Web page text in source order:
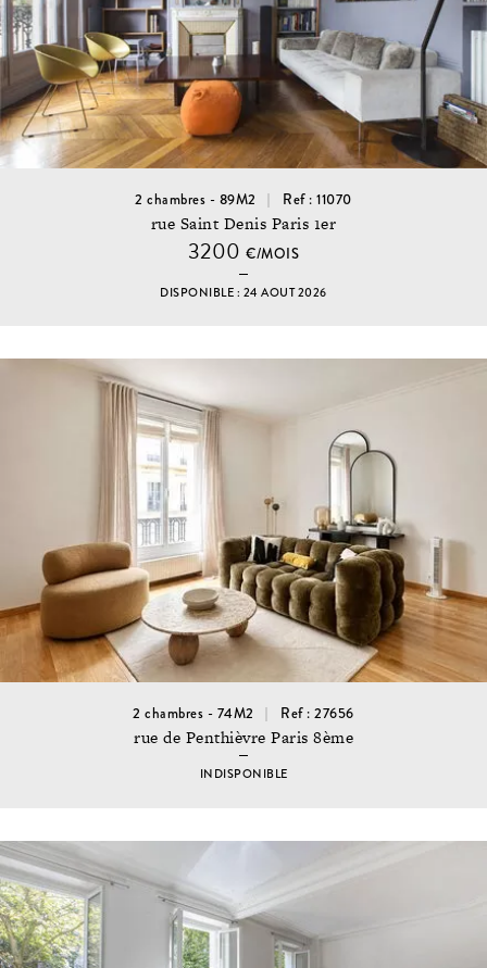
2 chambres - 89M2 Ref : 11070
rue Saint Denis Paris 1er
3200€/MOIS
DISPONIBLE : 24 AOUT 2026
2 chambres - 74M2 Ref : 27656
rue de Penthièvre Paris 8ème
INDISPONIBLE